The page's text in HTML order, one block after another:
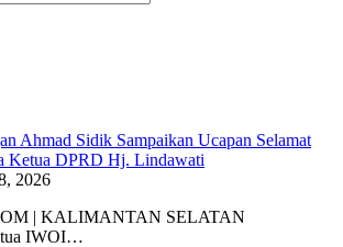
Ahmad Sidik Sampaikan Ucapan Selamat
Ketua DPRD Hj. Lindawati
2026
| KALIMANTAN SELATAN
IWOI…